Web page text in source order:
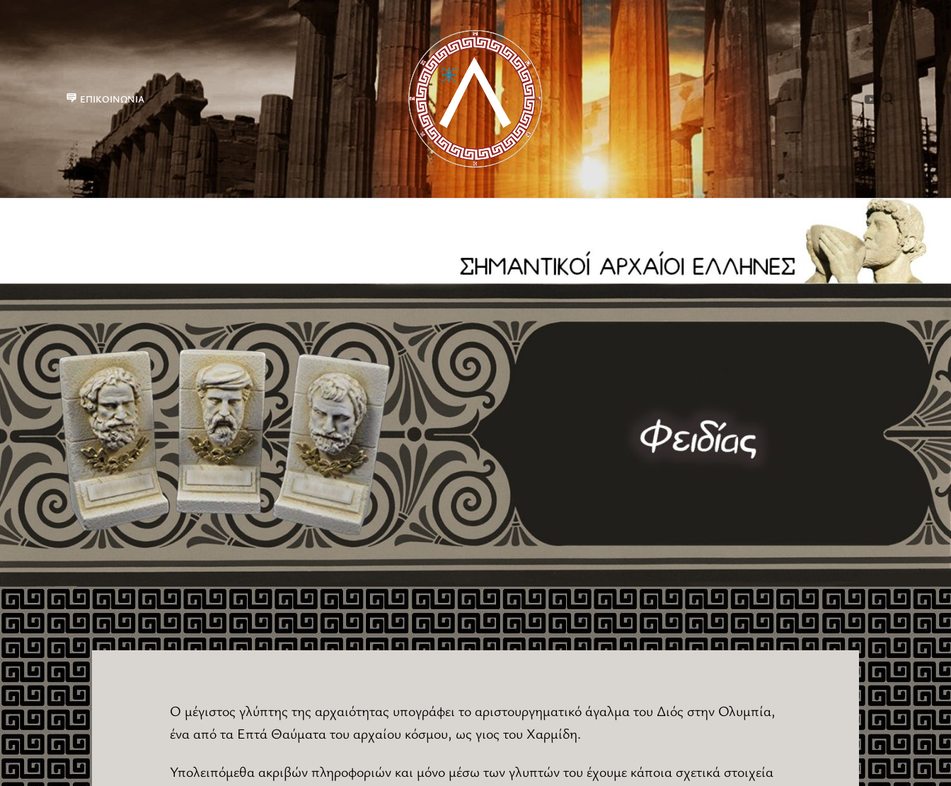
ΕΠΙΚΟΙΝΩΝΊΑ
Ο μέγιστος γλύπτης της αρχαιότητας υπογράφει το αριστουργηματικό άγαλμα του Διός στην Ολυμπία,
ένα από τα Επτά Θαύματα του αρχαίου κόσμου, ως γιος του Χαρμίδη.
Υπολειπόμεθα ακριβών πληροφοριών και μόνο μέσω των γλυπτών του έχουμε κάποια σχετικά στοιχεία